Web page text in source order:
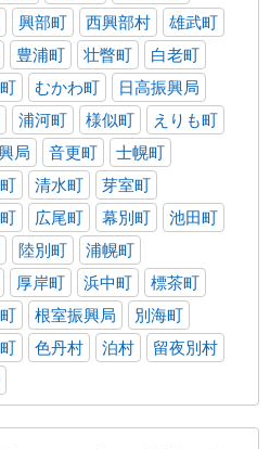
興部町 西興部村
雄武町
豊浦町 壮瞥町
白老町
むかわ町
日高振興局
浦河町 様似町
えりも町
局 音更町
士幌町
清水町
芽室町
広尾町 幕別町
池田町
陸別町
浦幌町
厚岸町 浜中町
標茶町
根室振興局
別海町
色丹村 泊村
留夜別村